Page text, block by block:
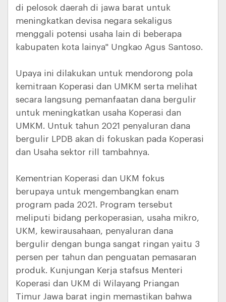
di pelosok daerah di jawa barat untuk
meningkatkan devisa negara sekaligus
menggali potensi usaha lain di beberapa
kabupaten kota lainya" Ungkao Agus Santoso.
Upaya ini dilakukan untuk mendorong pola
kemitraan Koperasi dan UMKM serta melihat
secara langsung pemanfaatan dana bergulir
untuk meningkatkan usaha Koperasi dan
UMKM. Untuk tahun 2021 penyaluran dana
bergulir LPDB akan di fokuskan pada Koperasi
dan Usaha sektor rill tambahnya.
Kementrian Koperasi dan UKM fokus
berupaya untuk mengembangkan enam
program pada 2021. Program tersebut
meliputi bidang perkoperasian, usaha mikro,
UKM, kewirausahaan, penyaluran dana
bergulir dengan bunga sangat ringan yaitu 3
persen per tahun dan penguatan pemasaran
produk. Kunjungan Kerja stafsus Menteri
Koperasi dan UKM di Wilayang Priangan
Timur Jawa barat ingin memastikan bahwa